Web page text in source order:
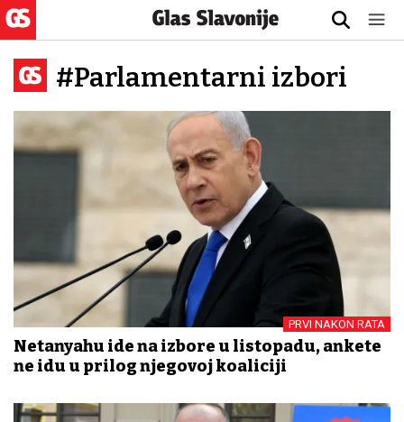
#Parlamentarni izbori
PRVI NAKON RATA
Netanyahu ide na izbore u listopadu, ankete
ne idu u prilog njegovoj koaliciji